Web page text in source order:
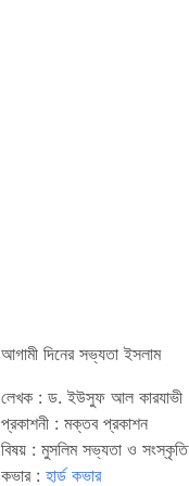
আগামী দিনের সভ্যতা ইসলাম
লেখক : ড. ইউসুফ আল কারযাভী
প্রকাশনী : মক্তব প্রকাশন
বিষয় : মুসলিম সভ্যতা ও সংস্কৃতি
কভার : হার্ড কভার